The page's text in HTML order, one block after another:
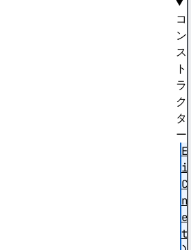
コ
ン
ス
ト
ラ
ク
タ
ー
Ed
it
Co
nt
ex
t(